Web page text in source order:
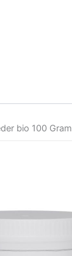
bio 100 Gram